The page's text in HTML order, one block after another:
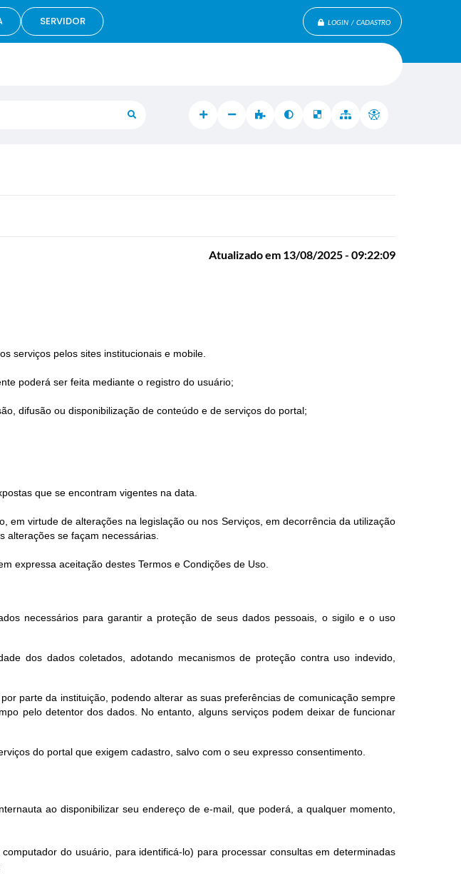
LOGIN / CADASTRO
SERVIDOR
Atualizado em 13/08/2025 - 09:22:09
serviços pelos sites institucionais e mobile.
poderá ser feita mediante o registro do usuário;
difusão ou disponibilização de conteúdo e de serviços do portal;
que se encontram vigentes na data.
virtude de alterações na legislação ou nos Serviços, em decorrência da utilização
alterações se façam necessárias.
expressa aceitação destes Termos e Condições de Uso.
necessários para garantir a proteção de seus dados pessoais, o sigilo e o uso
dos dados coletados, adotando mecanismos de proteção contra uso indevido,
parte da instituição, podendo alterar as suas preferências de comunicação sempre
pelo detentor dos dados. No entanto, alguns serviços podem deixar de funcionar
do portal que exigem cadastro, salvo com o seu expresso consentimento.
ao disponibilizar seu endereço de e-mail, que poderá, a qualquer momento,
do usuário, para identificá-lo) para processar consultas em determinadas